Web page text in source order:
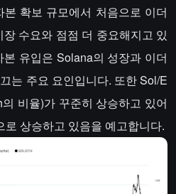
확보 규모에서 처음으로 이더
수요와 점점 더 중요해지고 있
유입은 Solana의 성장과 이더
는 주요 요인입니다. 또한 Sol/E
비율)가 꾸준히 상승하고 있어
상승하고 있음을 예고합니다.